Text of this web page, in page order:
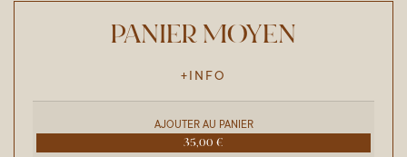
PANIER MOYEN
+INFO
AJOUTER AU PANIER
35,00 €